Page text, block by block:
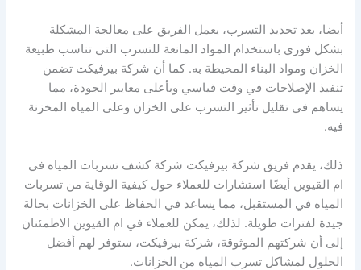
أيضا، بعد تحديد التسرب، يعمل الفريق على معالجة المشكلة
بشكل فوري باستخدام المواد المانعة للتسرب التي تناسب طبيعة
الخزان ومواد البناء المحيطة به. كما أن شركة بيرفيكت تضمن
تنفيذ الإصلاحات في وقت قياسي وبأعلى معايير الجودة، مما
يساهم في تقليل تأثير التسرب على الخزان وعلى المياه المخزنة
فيه.
ذلك، يقدم فريق شركة بيرفيكت شركة كشف تسربات المياه في
ام القيوين أيضًا استشارات للعملاء حول كيفية الوقاية من تسربات
المياه في المستقبل، مما يساعد في الحفاظ على الخزانات بحالة
جيدة لفترات طويلة. لذلك، يمكن للعملاء في ام القيوين الاطمئنان
إلى أن شركتهم الموثوقة، شركة بيرفيكت، ستوفر لهم أفضل
الحلول لمشاكل تسرب المياه من الخزانات.